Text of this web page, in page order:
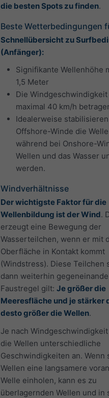
die besten Spots zu finden.
Beste Wetterbedingungen
Schnellübersicht zu
(Anfänger):
Signifikante Wellenhöhe
1,5 Meter
Die
maximal 40 km/h
Idealerweise
Offshore-Winde die
während bei Onshore-
Wellen und das Wasser
werden.
Windverhältnisse
Der wichtigste Faktor für die
Wellenbildung ist der Wind.
erzeugt eine Bewegung der
Wasserteilchen, wenn er mit
Oberfläche in Kontakt kommt
(Windstress). Diese Teilchen
dann weiterhin
Faustregel gilt: Je größer die
Meeresfläche und je stärker
desto größer die Wellen.
Je nach
die Wellen unterschiedliche
Geschwindigkeiten an. Wenn
Wellen eine langsamere
Welle einholen, kann es zu
überlagernden Wellen und in